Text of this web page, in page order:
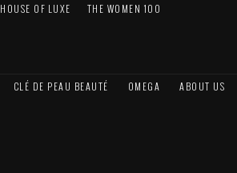
HOUSE OF LUXE THE WOMEN 100
CLÉ DE PEAU BEAUTÉ OMEGA ABOUT US